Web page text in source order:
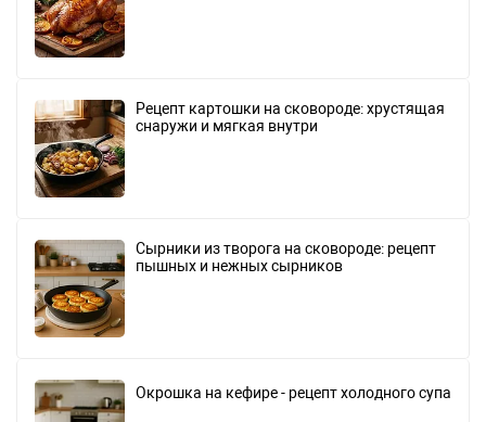
Рецепт картошки на сковороде: хрустящая
снаружи и мягкая внутри
Сырники из творога на сковороде: рецепт
пышных и нежных сырников
Окрошка на кефире - рецепт холодного супа